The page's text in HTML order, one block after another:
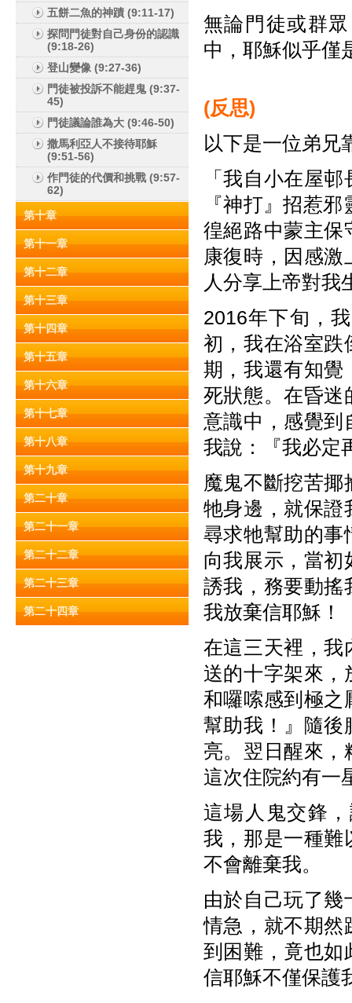
五餅二魚的神蹟 (9:11-17)
探問門徒對自己身份的認識
(9:18-26)
登山變像 (9:27-36)
門徒被投訴不能趕鬼 (9:37-
45)
門徒議論誰為大 (9:46-50)
撒馬利亞人不接待耶穌
(9:51-56)
作門徒的代價和挑戰 (9:57-
62)
第十章
第十一章
第十二章
第十三章
第十四章
第十五章
第十六章
第十七章
第十八章
第十九章
第二十章
第二十一章
第二十二章
第二十三章
第二十四章
無論門徒或群
中，耶穌似乎僅
(反思)
以下是一位弟
「我自小在屋
『神打』招惹
徨絕路中蒙主保
康復時，因感
人分享上帝對
2016年下旬，
初，我在浴室跌
期，我還有知覺
死狀態。在昏迷
意識中，感覺到
我說：『我必
魔鬼不斷挖苦
牠身邊，就保證
尋求牠幫助的事
向我展示，當初
誘我，務要動搖
我放棄信耶穌！
在這三天裡，我
送的十字架來，
和囉嗦感到極之
幫助我！』隨後
亮。翌日醒來，
這次住院約有一
這場人鬼交鋒
我，那是一種難
不會離棄我。
由於自己玩了
情急，就不期然
到困難，竟也如
信耶穌不僅保護